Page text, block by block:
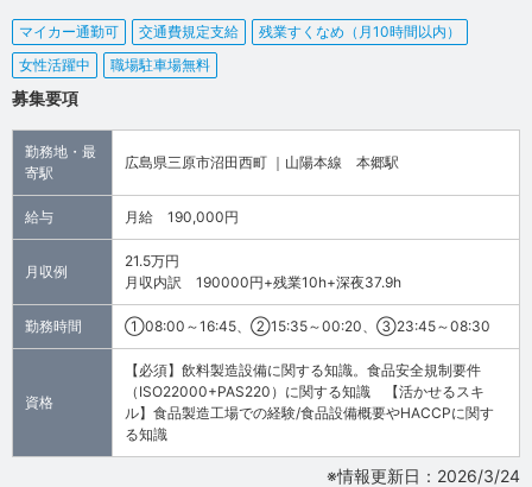
マイカー通勤可 交通費規定支給
残業すくなめ（月10時間以内）
女性活躍中
職場駐車場無料
募集要項
勤務地・最
寄駅
広島県三原市沼田西町 ｜山陽本線 本郷駅
給与 月給 190,000円
月収例
21.5万円
月収内訳 190000円+残業10h+深夜37.9h
勤務時間 ①08:00～16:45、②15:35～00:20、③23:45～08:30
資格
【必須】飲料製造設備に関する知識。食品安全規制要件
（ISO22000+PAS220）に関する知識 【活かせるスキ
ル】食品製造工場での経験/食品設備概要やHACCPに関す
る知識
※情報更新日：2026/3/24